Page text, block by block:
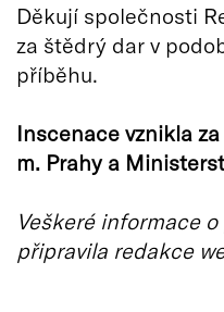
Děkují společnosti
za štědrý dar v
příběhu.
Inscenace vznikla
m. Prahy a
Veškeré informace
připravila redakce